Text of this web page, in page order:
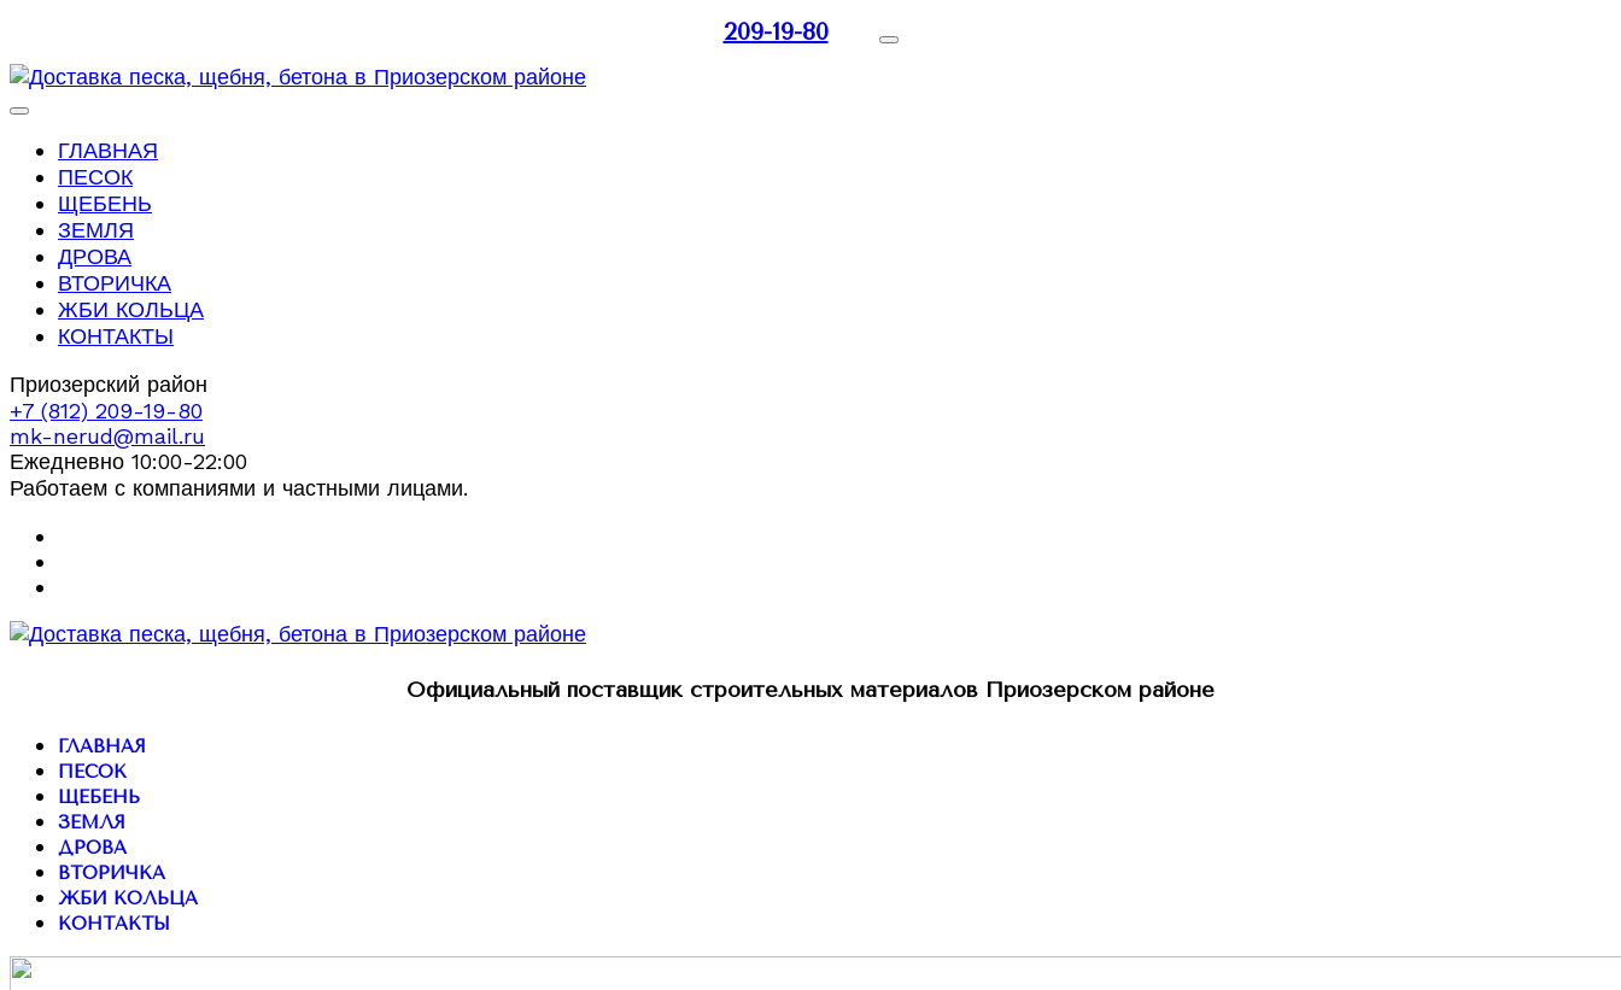
209-19-80
ГЛАВНАЯ
ПЕСОК
ЩЕБЕНЬ
ЗЕМЛЯ
ДРОВА
ВТОРИЧКА
ЖБИ КОЛЬЦА
КОНТАКТЫ
Приозерский район
+7 (812) 209-19-80
mk-nerud@mail.ru
Ежедневно 10:00-22:00
Работаем с компаниями и частными лицами.
Официальный поставщик строительных материалов Приозерском районе
ГЛАВНАЯ
ПЕСОК
ЩЕБЕНЬ
ЗЕМЛЯ
ДРОВА
ВТОРИЧКА
ЖБИ КОЛЬЦА
КОНТАКТЫ